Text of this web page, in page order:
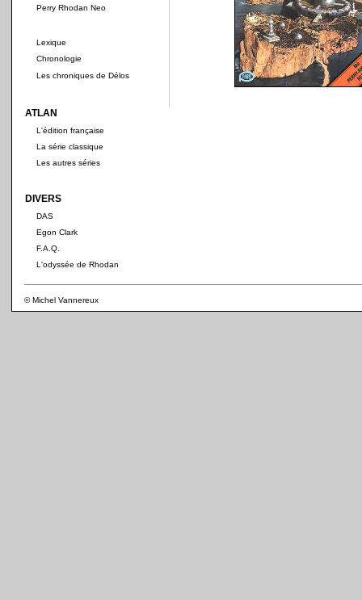
Perry Rhodan Neo
Lexique
Chronologie
Les chroniques de Délos
ATLAN
L'édition française
La série classique
Les autres séries
DIVERS
DAS
Egon Clark
F.A.Q.
L'odyssée de Rhodan
© Michel Vannereux